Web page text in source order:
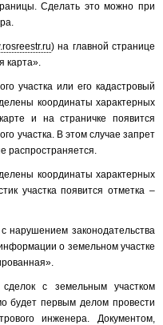
Сделать это можно при
) на главной странице
карта».
участка или его кадастровый
координаты характерных
и на страничке появится
участка. В этом случае запрет
распространяется.
координаты характерных
участка появится отметка –
нарушением законодательства
о земельном участке
с земельным участком
будет первым делом провести
инженера. Документом,